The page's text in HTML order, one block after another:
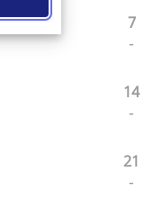
7
-
14
-
21
-